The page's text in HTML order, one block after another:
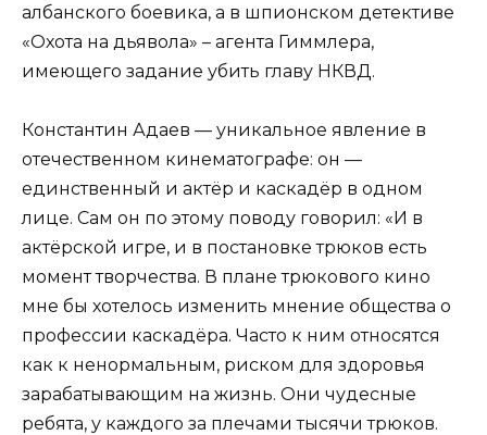
албанского боевика, а в шпионском детективе
«Охота на дьявола» – агента Гиммлера,
имеющего задание убить главу НКВД.
Константин Адаев — уникальное явление в
отечественном кинематографе: он —
единственный и актёр и каскадёр в одном
лице. Сам он по этому поводу говорил: «И в
актёрской игре, и в постановке трюков есть
момент творчества. В плане трюкового кино
мне бы хотелось изменить мнение общества о
профессии каскадёра. Часто к ним относятся
как к ненормальным, риском для здоровья
зарабатывающим на жизнь. Они чудесные
ребята, у каждого за плечами тысячи трюков.